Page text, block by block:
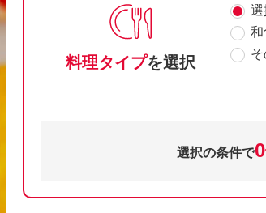
料理タイプを選択
選
和
選択の条件で